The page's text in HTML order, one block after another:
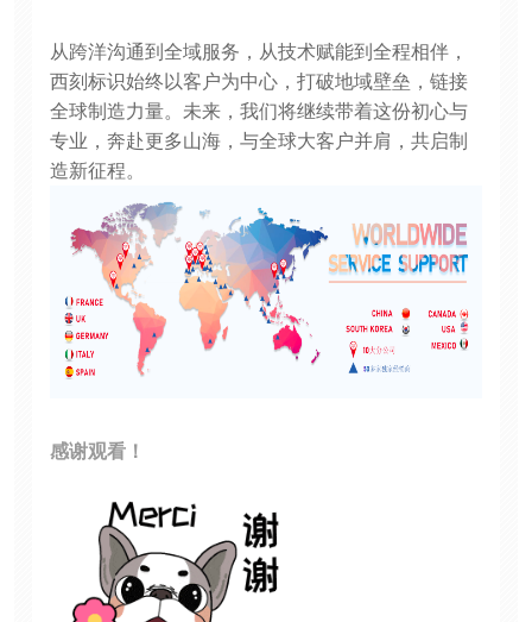
从跨洋沟通到全域服务，从技术赋能到全程相伴，
西刻标识始终以客户为中心，打破地域壁垒，链接
全球制造力量。未来，我们将继续带着这份初心与
专业，奔赴更多山海，与全球大客户并肩，共启制
造新征程。
感谢观看！